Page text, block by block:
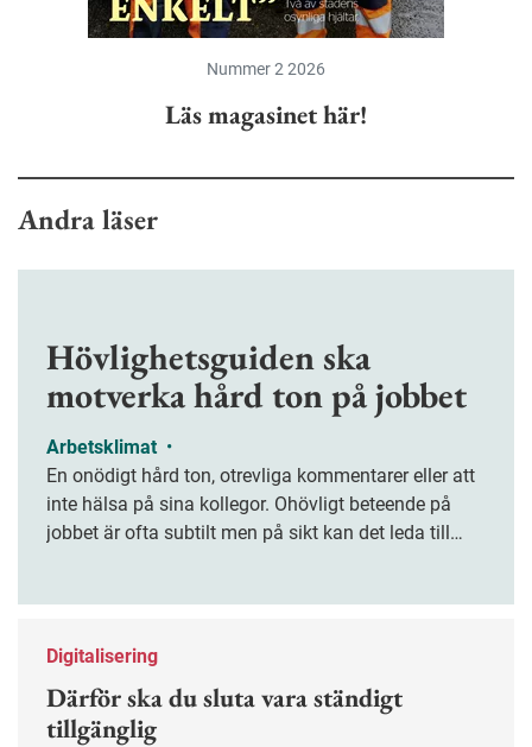
Nummer 2 2026
Läs magasinet här!
Andra läser
Hövlighetsguiden ska
motverka hård ton på jobbet
Arbetsklimat •
En onödigt hård ton, otrevliga kommentarer eller att
inte hälsa på sina kollegor. Ohövligt beteende på
jobbet är ofta subtilt men på sikt kan det leda till
Digitalisering
Därför ska du sluta vara ständigt
tillgänglig